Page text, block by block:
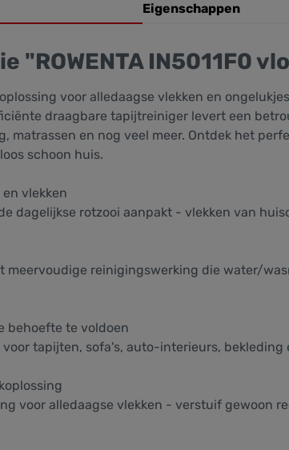
Eigenschappen
"ROWENTA IN5011F0
voor alledaagse vlekken en
draagbare tapijtreiniger levert een
matrassen en nog veel meer. Ontdek het
schoon huis.
vlekken
dagelijkse rotzooi aanpakt - vlekken van
meervoudige reinigingswerking die water/
behoefte te voldoen
tapijten, sofa's, auto-interieurs,
voor alledaagse vlekken - verstuif gewoon